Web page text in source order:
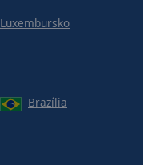
Luxembursko
Brazília